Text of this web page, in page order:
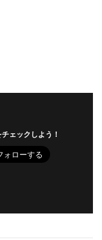
ェックしよう！